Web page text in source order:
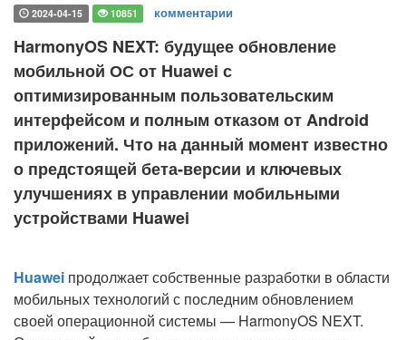
2024-04-15 10851 комментарии
HarmonyOS NEXT: будущее обновление
мобильной ОС от Huawei с
оптимизированным пользовательским
интерфейсом и полным отказом от Android
приложений. Что на данный момент известно
о предстоящей бета-версии и ключевых
улучшениях в управлении мобильными
устройствами Huawei
Huawei продолжает собственные разработки в области
мобильных технологий с последним обновлением
своей операционной системы — HarmonyOS NEXT.